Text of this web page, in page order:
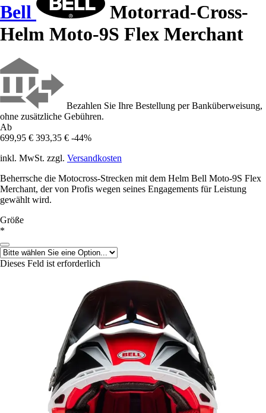
Bell
Motorrad-Cross-
Helm Moto-9S Flex Merchant
Bezahlen Sie Ihre Bestellung per Banküberweisung,
ohne zusätzliche Gebühren.
Ab
699,95 € 393,35 € -44%
inkl. MwSt. zzgl. Versandkosten
Beherrsche die Motocross-Strecken mit dem Helm Bell Moto-9S Flex
Merchant, der von Profis wegen seines Engagements für Leistung
gewählt wird.
Größe
*
Dieses Feld ist erforderlich